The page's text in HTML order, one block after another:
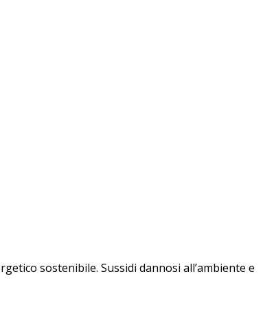
sostenibile. Sussidi dannosi all’ambiente e